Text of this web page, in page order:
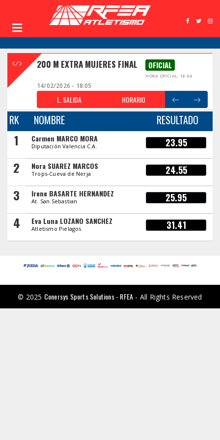
200 M EXTRA MUJERES FINAL OFICIAL
HORA OFICIAL: 18:04
14/02/2026 - 18:05
L. SALIDA HORARIO
RK NOMBRE RESULTADO
1 Carmen MARCO MORA
Diputación Valencia C.A. 23.95
2 Nora SUAREZ MARCOS
Trops-Cueva de Nerja 24.55
3 Irene BASARTE HERNANDEZ
At. San Sebastian 25.95
4 Eva Luna LOZANO SANCHEZ
Atletismo Pielagos 31.41
© 2025 Conersys Sports Solutions - RFEA - All Rights Reserved